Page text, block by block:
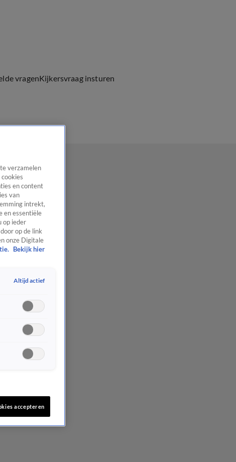
vragenKijkersvraag insturen
verzamelen
en content
van
intrekt,
en essentiële
op ieder
op de link
onze Digitale
Bekijk hier
Altijd actief
accepteren